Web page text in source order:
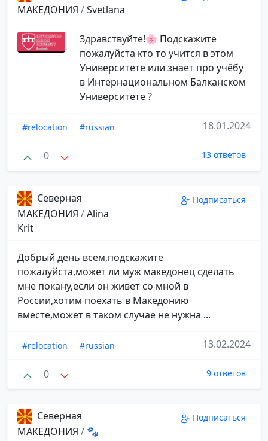
МАКЕДОНИЯ /Svеtlana
Здравствуйте!🌸 Подскажите
пожалуйста кто то учится в этом
Университете или знает про учёбу
в Интернациональном Балканском
Университете ?
#relocation #russian 18.01.2024
0 13 ответов
Северная
МАКЕДОНИЯ /Аlina
Krit
Подписаться
Добрый день всем,подскажите
пожалуйста,может ли муж македонец сделать
мне покану,если он живет со мной в
России,хотим поехать в Македонию
вместе,может в таком случае не нужна ...
#relocation #russian 13.02.2024
0 9 ответов
Северная
МАКЕДОНИЯ / 🐾
Подписаться